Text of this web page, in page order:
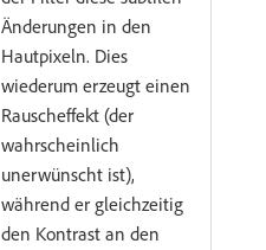
Änderungen in den
Hautpixeln. Dies
wiederum erzeugt einen
Rauscheffekt (der
wahrscheinlich
unerwünscht ist),
während er gleichzeitig
den Kontrast an den